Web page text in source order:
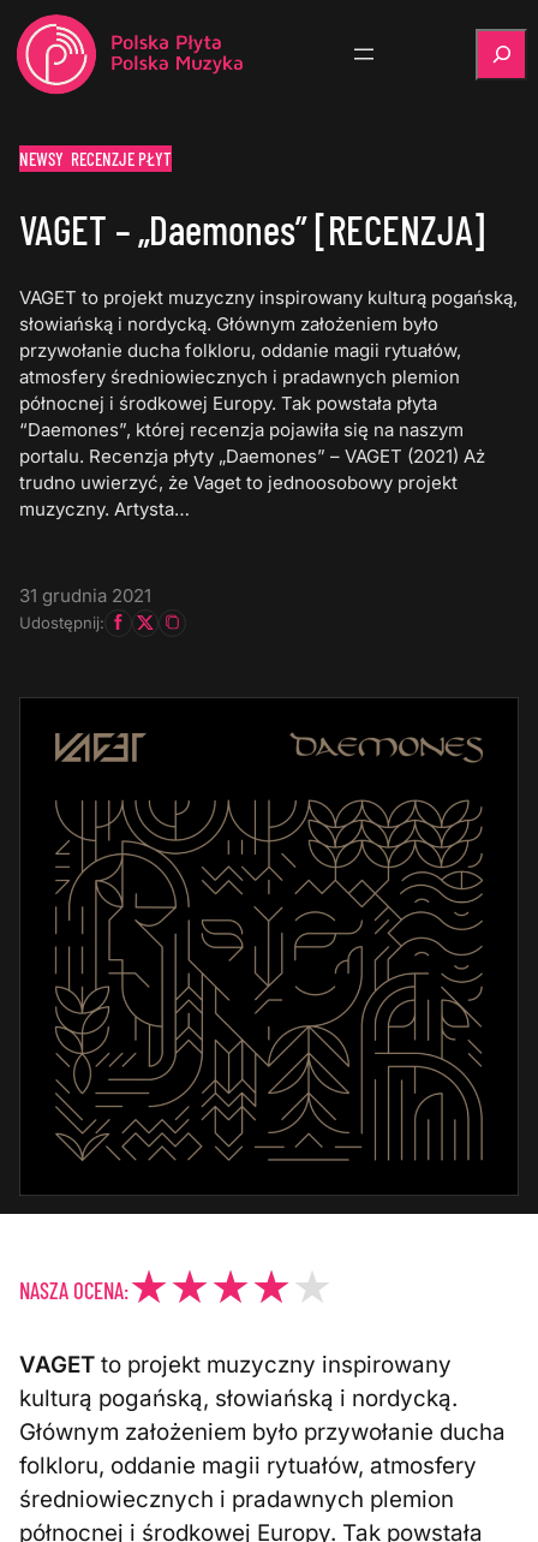
NEWSY RECENZJE PŁYT
VAGET – „Daemones” [RECENZJA]
VAGET to projekt muzyczny inspirowany kulturą pogańską,
słowiańską i nordycką. Głównym założeniem było
przywołanie ducha folkloru, oddanie magii rytuałów,
atmosfery średniowiecznych i pradawnych plemion
północnej i środkowej Europy. Tak powstała płyta
“Daemones”, której recenzja pojawiła się na naszym
portalu. Recenzja płyty „Daemones” – VAGET (2021) Aż
trudno uwierzyć, że Vaget to jednoosobowy projekt
muzyczny. Artysta…
31 grudnia 2021
Udostępnij:
NASZA OCENA:
VAGET to projekt muzyczny inspirowany
kulturą pogańską, słowiańską i nordycką.
Głównym założeniem było przywołanie ducha
folkloru, oddanie magii rytuałów, atmosfery
średniowiecznych i pradawnych plemion
północnej i środkowej Europy. Tak powstała